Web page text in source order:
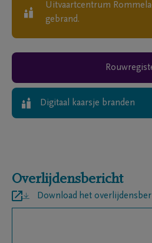
Uitvaartcentrum
gebrand.
Digitaal kaarsje branden
Overlijdensbericht
Download het